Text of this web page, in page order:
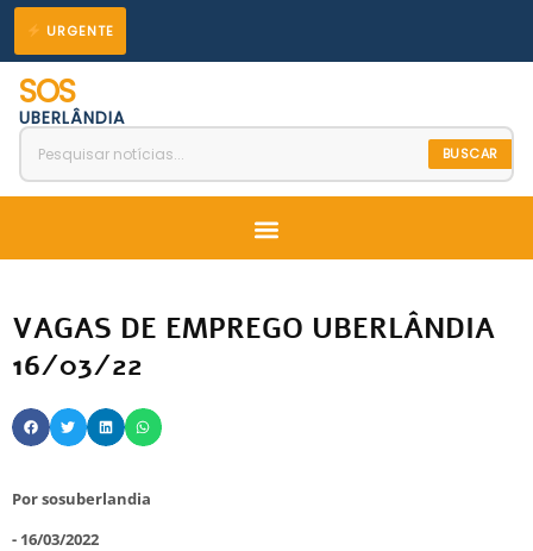
para
conteúdo
URGENTE
SOS
UBERLÂNDIA
BUSCAR
Menu
VAGAS DE EMPREGO UBERLÂNDIA
16/03/22
Porsosuberlandia
- 16/03/2022